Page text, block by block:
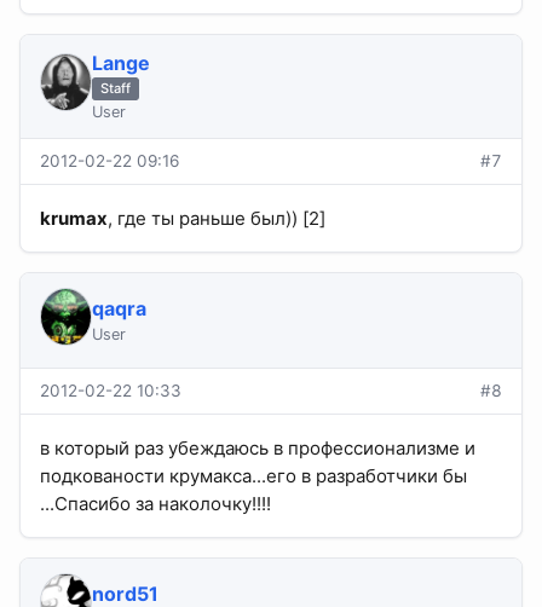
Lange
Staff
User
2012-02-22 09:16 #7
krumax, где ты раньше был)) [2]
qaqra
User
2012-02-22 10:33 #8
в который раз убеждаюсь в профессионализме и
подкованости крумакса...его в разработчики бы
...Спасибо за наколочку!!!!
nord51